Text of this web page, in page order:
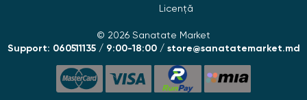
Licență
© 2026 Sanatate Market
Support: 060511135 / 9:00-18:00 / store@sanatatemarket.md